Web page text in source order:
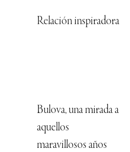
Relación inspiradora
Bulova, una mirada a
aquellos
maravillosos años